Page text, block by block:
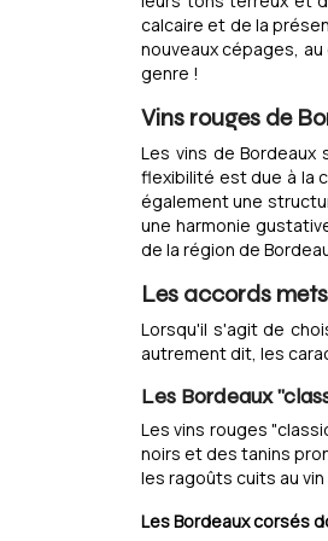
calcaire et de la
nouveaux cépages,
genre !
Vins rouges de
Les vins de
flexibilité est due à la
également une
une harmonie
de la région de
Les accords
Lorsqu'il s'agit de
autrement dit, les
Les Bordeaux
Les vins rouges
noirs et des tanins
les ragoûts cuits au
Les Bordeaux corsés